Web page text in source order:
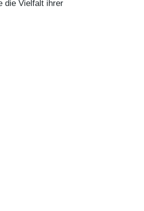
die Vielfalt ihrer